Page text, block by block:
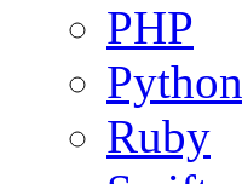
PHP
Python
Ruby